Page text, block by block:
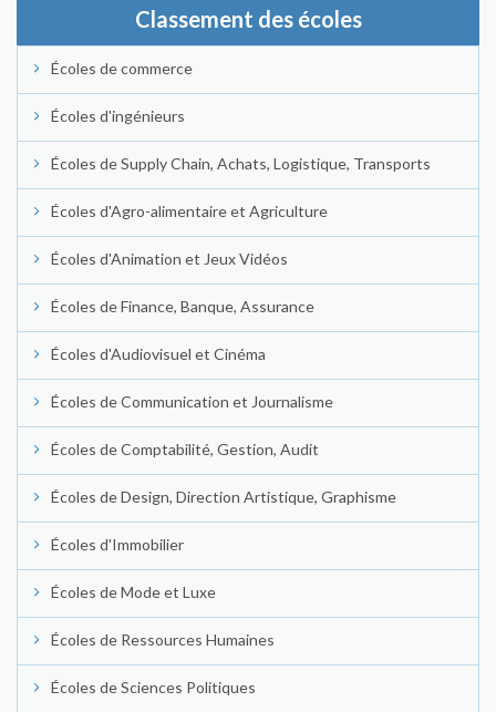
Classement des écoles
Écoles de commerce
Écoles d'ingénieurs
Écoles de Supply Chain, Achats, Logistique, Transports
Écoles d'Agro-alimentaire et Agriculture
Écoles d'Animation et Jeux Vidéos
Écoles de Finance, Banque, Assurance
Écoles d'Audiovisuel et Cinéma
Écoles de Communication et Journalisme
Écoles de Comptabilité, Gestion, Audit
Écoles de Design, Direction Artistique, Graphisme
Écoles d'Immobilier
Écoles de Mode et Luxe
Écoles de Ressources Humaines
Écoles de Sciences Politiques